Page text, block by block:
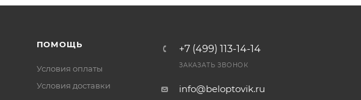
ПОМОЩЬ
Условия оплаты
Условия доставки
+7 (499) 113-14-14
ЗАКАЗАТЬ ЗВОНОК
info@beloptovik.ru